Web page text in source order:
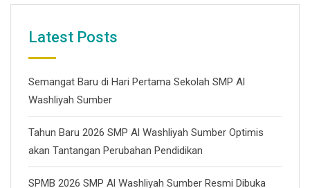
Latest Posts
Semangat Baru di Hari Pertama Sekolah SMP Al
Washliyah Sumber
Tahun Baru 2026 SMP Al Washliyah Sumber Optimis
akan Tantangan Perubahan Pendidikan
SPMB 2026 SMP Al Washliyah Sumber Resmi Dibuka